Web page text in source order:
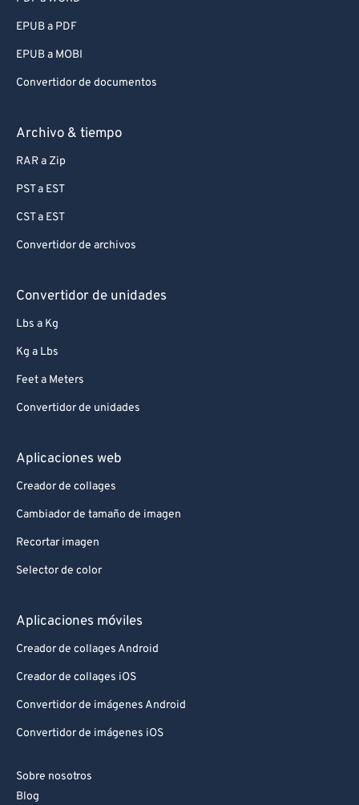
EPUB a PDF
EPUB a MOBI
Convertidor de documentos
Archivo & tiempo
RAR a Zip
PST a EST
CST a EST
Convertidor de archivos
Convertidor de unidades
Lbs a Kg
Kg a Lbs
Feet a Meters
Convertidor de unidades
Aplicaciones web
Creador de collages
Cambiador de tamaño de imagen
Recortar imagen
Selector de color
Aplicaciones móviles
Creador de collages Android
Creador de collages iOS
Convertidor de imágenes Android
Convertidor de imágenes iOS
Sobre nosotros
Blog